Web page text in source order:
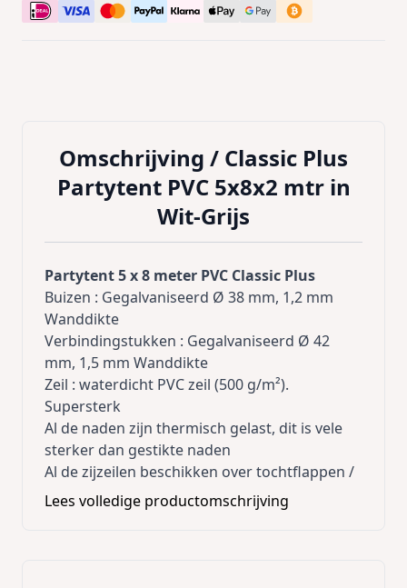
Omschrijving / Classic Plus
Partytent PVC 5x8x2 mtr in
Wit-Grijs
Partytent 5 x 8 meter PVC Classic Plus
Buizen : Gegalvaniseerd Ø 38 mm, 1,2 mm
Wanddikte
Verbindingstukken : Gegalvaniseerd Ø 42
mm, 1,5 mm Wanddikte
Zeil : waterdicht PVC zeil (500 g/m²).
Supersterk
Al de naden zijn thermisch gelast, dit is vele
sterker dan gestikte naden
Al de zijzeilen beschikken over tochtflappen /
modderflappen van 30cm. Deze kunnen extra
vastgemaakt worden zodanig de wind, water
Lees volledige productomschrijving